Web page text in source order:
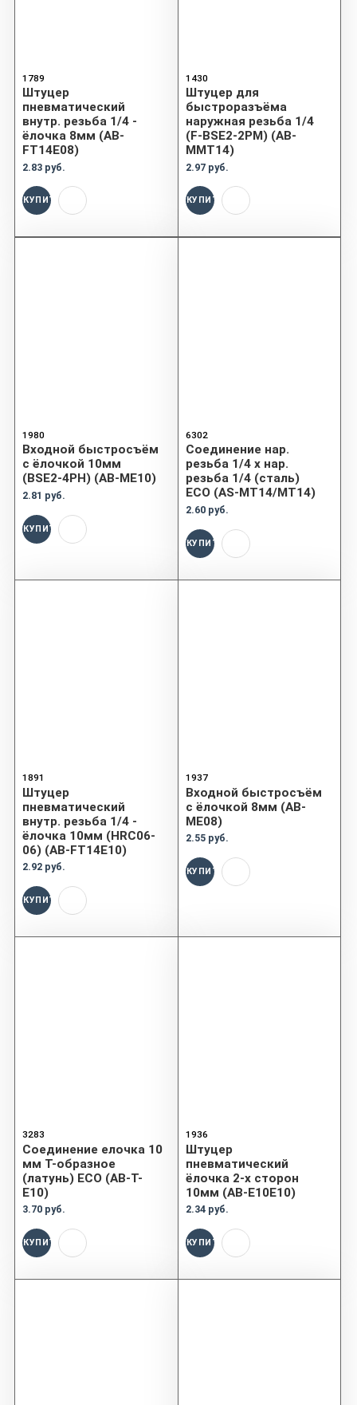
1789
Штуцер
пневматический
внутр. резьба 1/4 -
ёлочка 8мм (AB-
FT14E08)
2.83 руб.
КУПИТЬ
1430
Штуцер для
быстроразъёма
наружная резьба 1/4
(F-BSE2-2PM) (AB-
MMT14)
2.97 руб.
КУПИТЬ
1980
Входной быстросъём
с ёлочкой 10мм
(BSE2-4PH) (AB-ME10)
2.81 руб.
КУПИТЬ
6302
Соединение нар.
резьба 1/4 х нар.
резьба 1/4 (сталь)
ECO (AS-MT14/MT14)
2.60 руб.
КУПИТЬ
1891
Штуцер
пневматический
внутр. резьба 1/4 -
ёлочка 10мм (HRC06-
06) (AB-FT14E10)
2.92 руб.
КУПИТЬ
1937
Входной быстросъём
с ёлочкой 8мм (AB-
ME08)
2.55 руб.
КУПИТЬ
3283
Соединение елочка 10
мм Т-образное
(латунь) ECO (AB-T-
E10)
3.70 руб.
КУПИТЬ
1936
Штуцер
пневматический
ёлочка 2-х сторон
10мм (AB-E10E10)
2.34 руб.
КУПИТЬ